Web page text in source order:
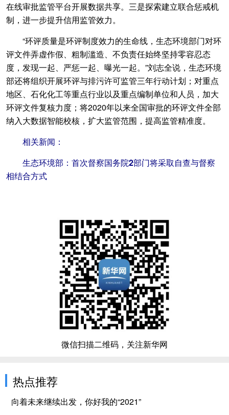
在线审批监管平台开展数据共享。三是探索建立联合惩戒机
制，进一步提升信用监管效力。
“环评质量是环评制度效力的生命线，生态环境部门对环
评文件弄虚作假、粗制滥造、不负责任始终坚持零容忍态
度，发现一起、严惩一起、曝光一起。”刘志全说，生态环境
部还将组织开展环评与排污许可监管三年行动计划；对重点
地区、石化化工等重点行业以及重点编制单位和人员，加大
环评文件复核力度；将2020年以来全国审批的环评文件全部
纳入大数据智能校核，扩大监管范围，提高监管精准度。
相关新闻：
生态环境部：首次督察国务院2部门将采取自查与督察
相结合方式
微信扫描二维码，关注新华网
热点推荐
向着未来继续出发，你好我的“2021”